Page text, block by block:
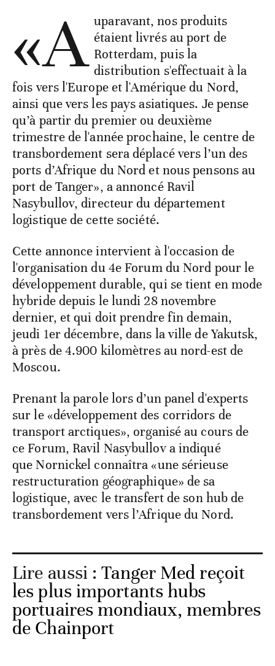
«A uparavant, nos produits
étaient livrés au port de
Rotterdam, puis la
distribution s'effectuait à la
fois vers l'Europe et l'Amérique du Nord,
ainsi que vers les pays asiatiques. Je pense
qu’à partir du premier ou deuxième
trimestre de l'année prochaine, le centre de
transbordement sera déplacé vers l’un des
ports d’Afrique du Nord et nous pensons au
port de Tanger», a annoncé Ravil
Nasybullov, directeur du département
logistique de cette société.
Cette annonce intervient à l'occasion de
l'organisation du 4e Forum du Nord pour le
développement durable, qui se tient en mode
hybride depuis le lundi 28 novembre
dernier, et qui doit prendre fin demain,
jeudi 1er décembre, dans la ville de Yakutsk,
à près de 4.900 kilomètres au nord-est de
Moscou.
Prenant la parole lors d’un panel d'experts
sur le «développement des corridors de
transport arctiques», organisé au cours de
ce Forum, Ravil Nasybullov a indiqué
que Nornickel connaîtra «une sérieuse
restructuration géographique» de sa
logistique, avec le transfert de son hub de
transbordement vers l’Afrique du Nord.
Lire aussi :Tanger Med reçoit
les plus importants hubs
portuaires mondiaux, membres
de Chainport